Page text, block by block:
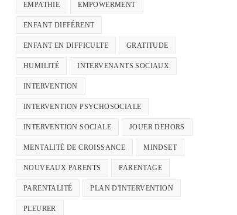
EMPATHIE EMPOWERMENT
ENFANT DIFFÉRENT
ENFANT EN DIFFICULTE GRATITUDE
HUMILITÉ INTERVENANTS SOCIAUX
INTERVENTION
INTERVENTION PSYCHOSOCIALE
INTERVENTION SOCIALE JOUER DEHORS
MENTALITÉ DE CROISSANCE MINDSET
NOUVEAUX PARENTS PARENTAGE
PARENTALITÉ PLAN D'INTERVENTION
PLEURER